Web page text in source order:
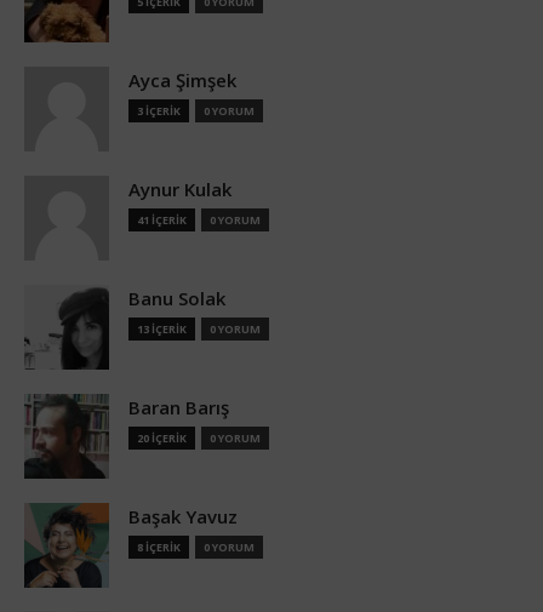
Ayca Şimşek
3 İÇERİK 0 YORUM
Aynur Kulak
41 İÇERİK 0 YORUM
Banu Solak
13 İÇERİK 0 YORUM
Baran Barış
20 İÇERİK 0 YORUM
Başak Yavuz
8 İÇERİK 0 YORUM